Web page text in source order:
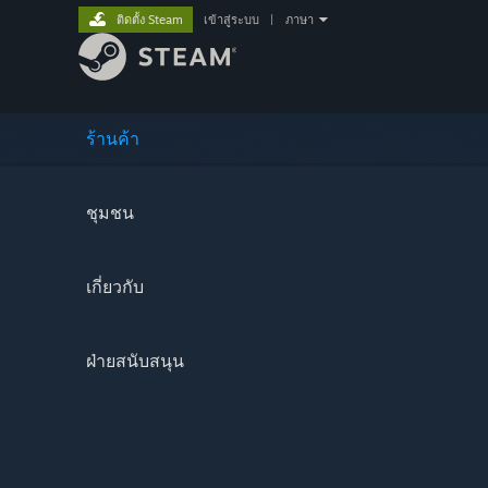
ร้านค้า
ชุมชน
เกี่ยวกับ
ฝ่ายสนับสนุน
ติดตั้ง Steam เข้าสู่ระบบ ภาษา